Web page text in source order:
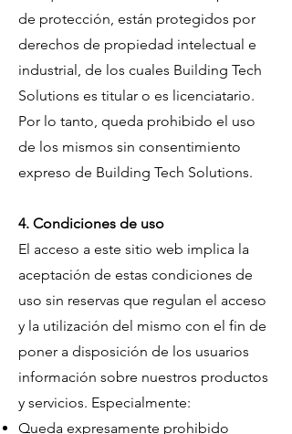
de protección, están protegidos por
derechos de propiedad intelectual e
industrial, de los cuales Building Tech
Solutions es titular o es licenciatario.
Por lo tanto, queda prohibido el uso
de los mismos sin consentimiento
expreso de Building Tech Solutions.
4. Condiciones de uso
El acceso a este sitio web implica la
aceptación de estas condiciones de
uso sin reservas que regulan el acceso
y la utilización del mismo con el fin de
poner a disposición de los usuarios
información sobre nuestros productos
y servicios. Especialmente:
Queda expresamente prohibido